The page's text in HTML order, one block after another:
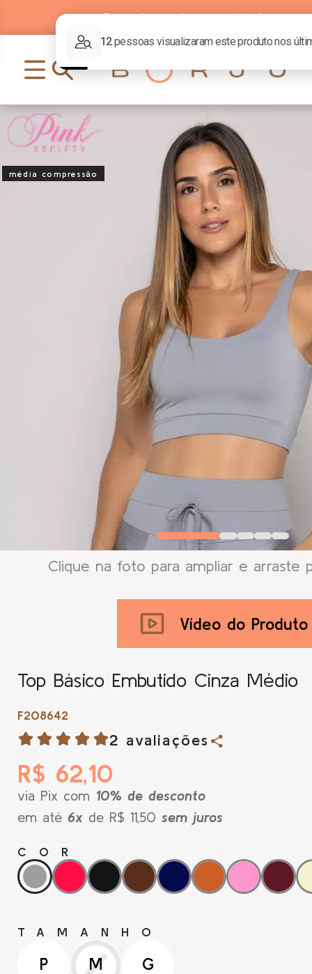
Parcelamentoem até6xsem
média compressão
Clique na foto para ampliar e arraste
Vídeo do Produto
Top Básico Embutido Cinza Médio
F208642
2 avaliações
R$ 62,10
via Pix com 10% de desconto
em até 6x de R$ 11,50 sem juros
COR
TAMANHO
P M G